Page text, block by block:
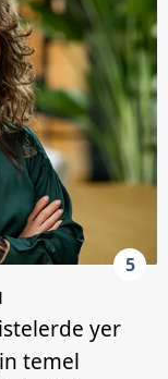
5
yer
temel